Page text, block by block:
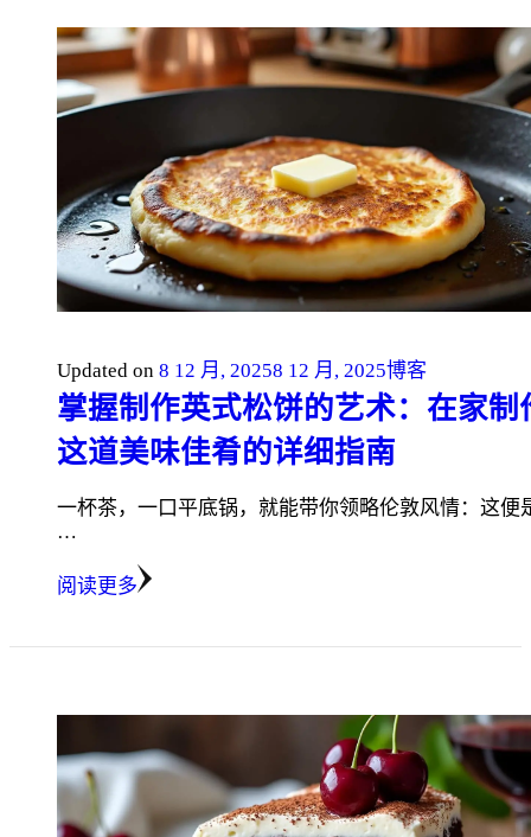
Updated on 8 12 月, 20258 12 月, 2025博客
掌握制作英式松饼的艺术：在家制
这道美味佳肴的详细指南
一杯茶，一口平底锅，就能带你领略伦敦风情：这便
…
阅读更多